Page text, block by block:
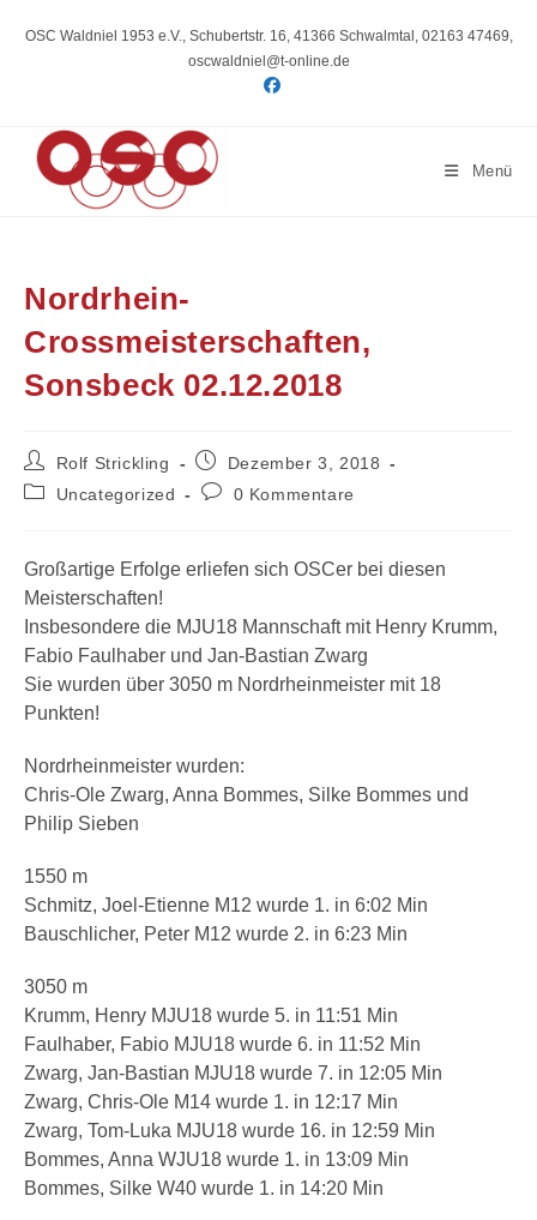
InhaltOSC Waldniel 1953 e.V., Schubertstr. 16, 41366 Schwalmtal, 02163 47469,
oscwaldniel@t-online.de
Menü
Nordrhein-
Crossmeisterschaften,
Sonsbeck 02.12.2018
Beitrags-
Autor:
Rolf Strickling
Beitrag
veröffentlicht:
Dezember 3, 2018
Beitrags-Uncategorized
Beitrags-
0 Kommentare
Großartige Erfolge erliefen sich OSCer bei diesen
Meisterschaften!
Insbesondere die MJU18 Mannschaft mit Henry Krumm,
Fabio Faulhaber und Jan-Bastian Zwarg
Sie wurden über 3050 m Nordrheinmeister mit 18
Punkten!
Nordrheinmeister wurden:
Chris-Ole Zwarg, Anna Bommes, Silke Bommes und
Philip Sieben
1550 m
Schmitz, Joel-Etienne M12 wurde 1. in 6:02 Min
Bauschlicher, Peter M12 wurde 2. in 6:23 Min
3050 m
Krumm, Henry MJU18 wurde 5. in 11:51 Min
Faulhaber, Fabio MJU18 wurde 6. in 11:52 Min
Zwarg, Jan-Bastian MJU18 wurde 7. in 12:05 Min
Zwarg, Chris-Ole M14 wurde 1. in 12:17 Min
Zwarg, Tom-Luka MJU18 wurde 16. in 12:59 Min
Bommes, Anna WJU18 wurde 1. in 13:09 Min
Bommes, Silke W40 wurde 1. in 14:20 Min